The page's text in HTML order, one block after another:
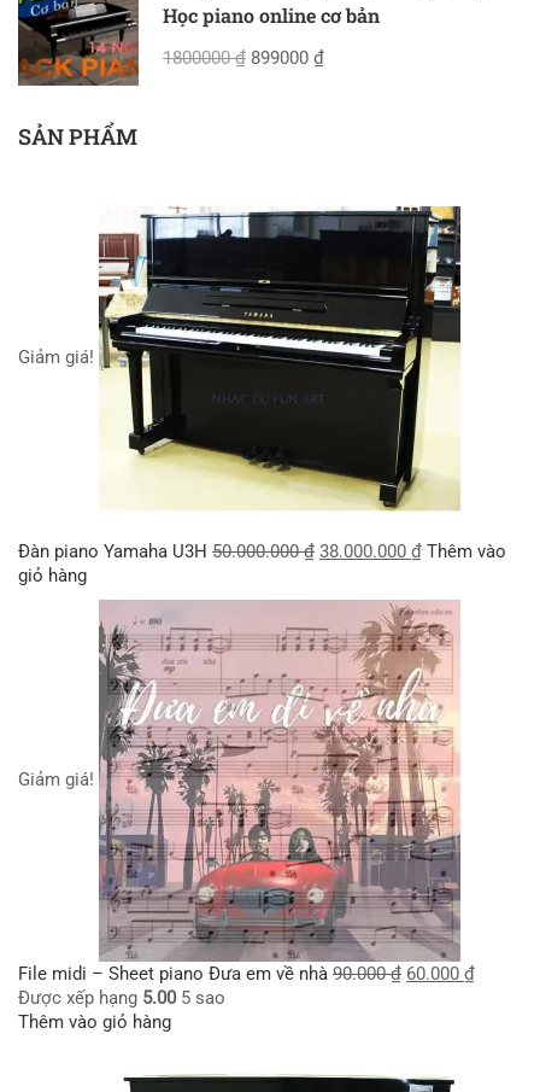
Học piano online cơ bản
1800000 ₫ 899000 ₫
SẢN PHẨM
Giảm giá!
Đàn piano Yamaha U3H 50.000.000₫ 38.000.000 ₫ Thêm vào
giỏ hàng
Giảm giá!
File midi – Sheet piano Đưa em về nhà 90.000₫ 60.000 ₫
Được xếp hạng 5.005 sao
Thêm vào giỏ hàng